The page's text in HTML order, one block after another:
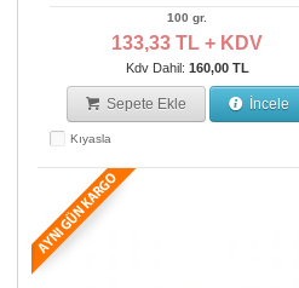
100 gr.
133,33 TL + KDV
Kdv Dahil: 160,00 TL
Sepete Ekle İncele
Kıyasla